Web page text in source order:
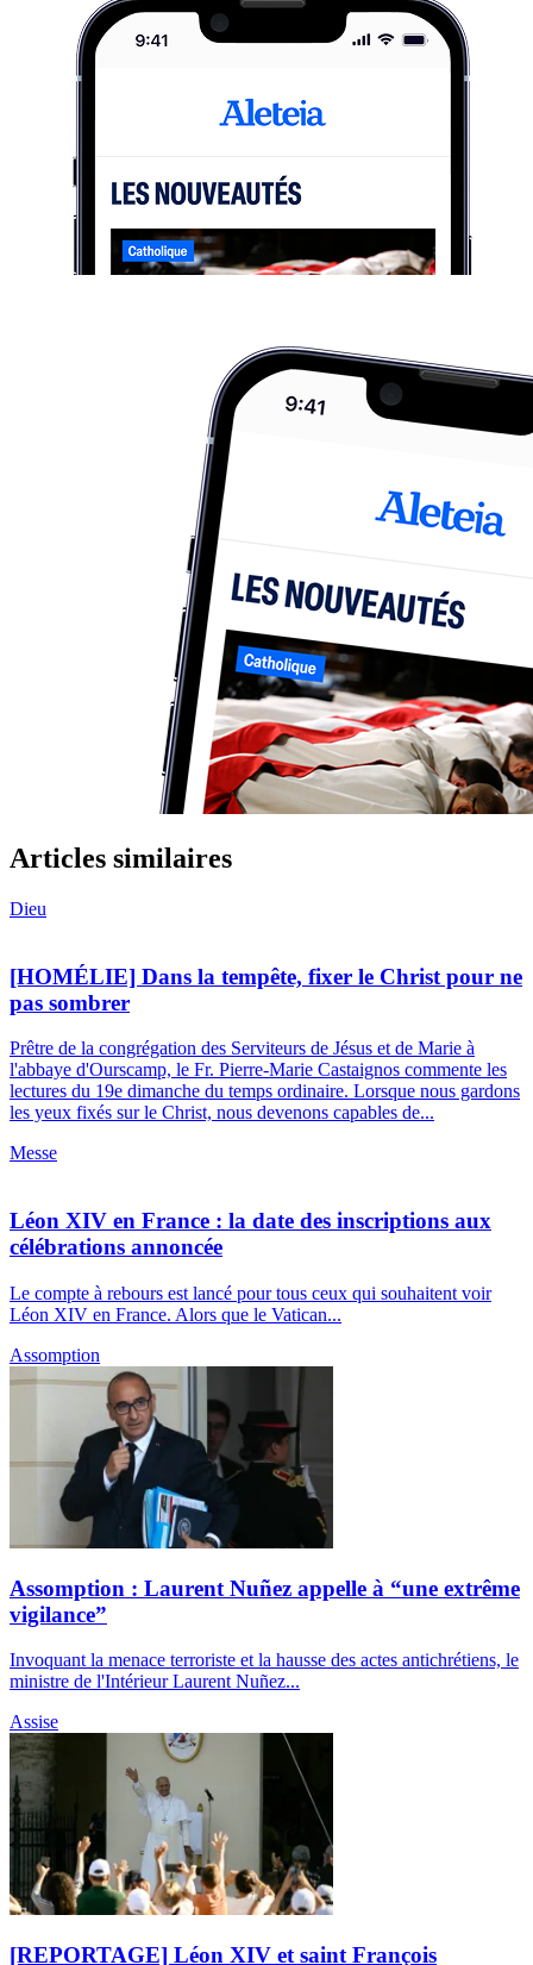
Articles similaires
Dieu
[HOMÉLIE] Dans la tempête, fixer le Christ pour ne
pas sombrer
Prêtre de la congrégation des Serviteurs de Jésus et de Marie à
l'abbaye d'Ourscamp, le Fr. Pierre-Marie Castaignos commente les
lectures du 19e dimanche du temps ordinaire. Lorsque nous gardons
les yeux fixés sur le Christ, nous devenons capables de...
Messe
Léon XIV en France : la date des inscriptions aux
célébrations annoncée
Le compte à rebours est lancé pour tous ceux qui souhaitent voir
Léon XIV en France. Alors que le Vatican...
Assomption
Assomption : Laurent Nuñez appelle à “une extrême
vigilance”
Invoquant la menace terroriste et la hausse des actes antichrétiens, le
ministre de l'Intérieur Laurent Nuñez...
Assise
[REPORTAGE] Léon XIV et saint François